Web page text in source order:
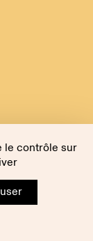
le contrôle sur